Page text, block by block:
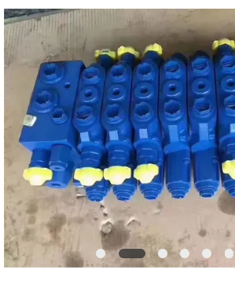
DEMANDE
DE
SOUMISSION
PLAN
DU
SITE
POLITIQUE